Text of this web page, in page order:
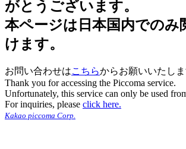
がとうございます。
本ページは日本国内でのみ
けます。
お問い合わせはこちらからお願いいたしま
Thank you for accessing the Piccoma service.
Unfortunately, this service can only be used
For inquiries, please click here.
Kakao piccoma Corp.